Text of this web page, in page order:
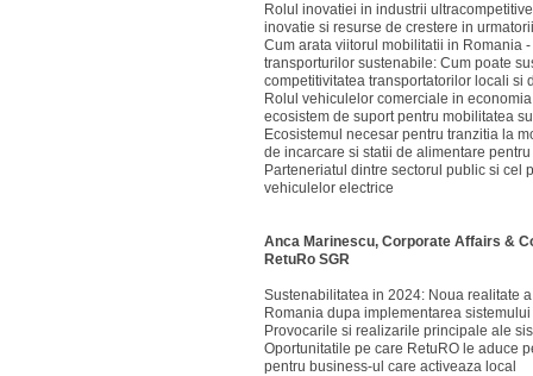
Rolul inovatiei in industrii
inovatie si resurse de crestere in
Cum arata viitorul mobilitatii in Romania
transporturilor sustenabile: Cum poate
competitivitatea transportatorilor locali si
Rolul vehiculelor comerciale in
ecosistem de suport pentru mobilitatea
Ecosistemul necesar pentru tranzitia la
de incarcare si statii de alimentare
Parteneriatul dintre sectorul public si cel
vehiculelor electrice
Anca Marinescu, Corporate Affairs &
RetuRo SGR
Sustenabilitatea in 2024: Noua realitate
Romania dupa implementarea
Provocarile si realizarile principale ale
Oportunitatile pe care RetuRO le aduce
pentru business-ul care activeaza local